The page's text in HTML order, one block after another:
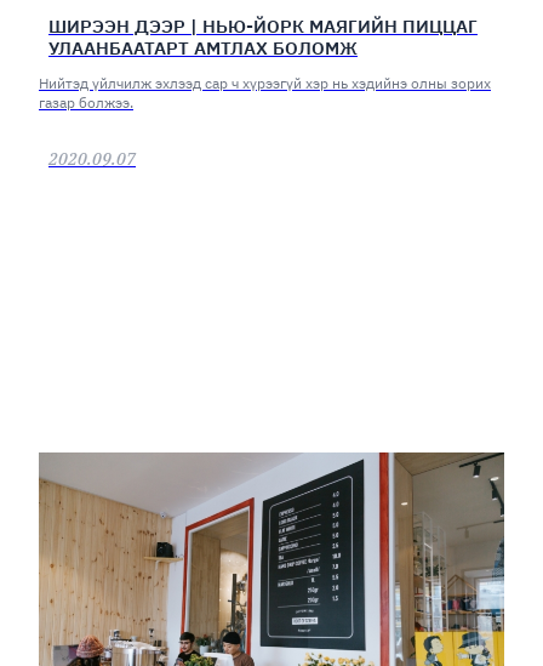
ШИРЭЭН ДЭЭР | НЬЮ-ЙОРК МАЯГИЙН ПИЦЦАГ
УЛААНБААТАРТ АМТЛАХ БОЛОМЖ
Нийтэд үйлчилж эхлээд сар ч хүрээгүй хэр нь хэдийнэ олны зорих
газар болжээ.
2020.09.07